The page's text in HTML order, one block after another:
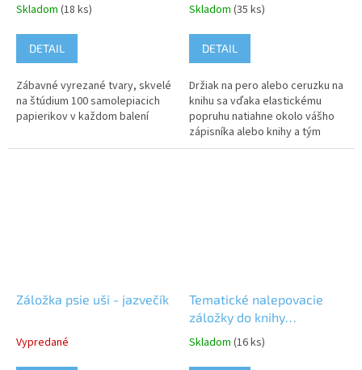
Skladom (18 ks)
DETAIL
Zábavné vyrezané tvary, skvelé
na štúdium 100 samolepiacich
papierikov v každom balení
Skladom (35 ks)
DETAIL
Držiak na pero alebo ceruzku na
knihu sa vďaka elastickému
popruhu natiahne okolo vášho
zápisníka alebo knihy a tým
zabezpečí, že budete mať
Záložka psie uši - jazvečík
Vypredané
Tematické nalepovacie
záložky do knihy
Angličtina
Skladom (16 ks)